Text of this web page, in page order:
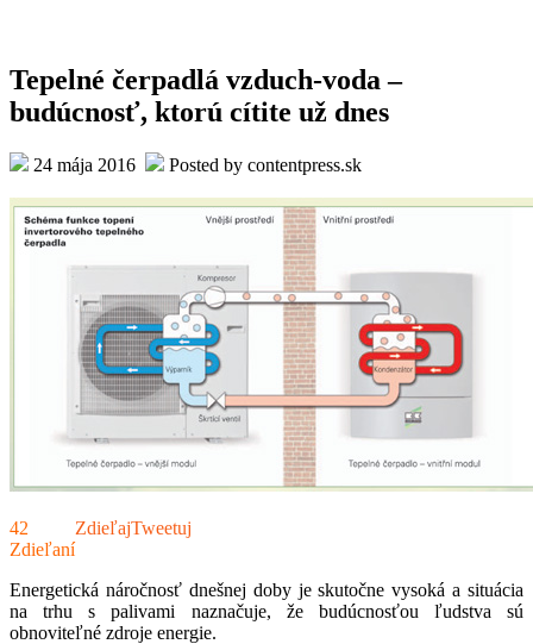
Tepelné čerpadlá vzduch-voda –
budúcnosť, ktorú cítite už dnes
24 mája 2016 Posted by contentpress.sk
42
Zdieľaní
ZdieľajTweetuj
Energetická náročnosť dnešnej doby je skutočne vysoká a situácia
na trhu s palivami naznačuje, že budúcnosťou ľudstva sú
obnoviteľné zdroje energie.